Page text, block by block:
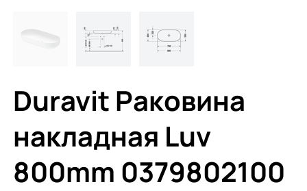
Duravit Раковина
накладная Luv
800mm 0379802100